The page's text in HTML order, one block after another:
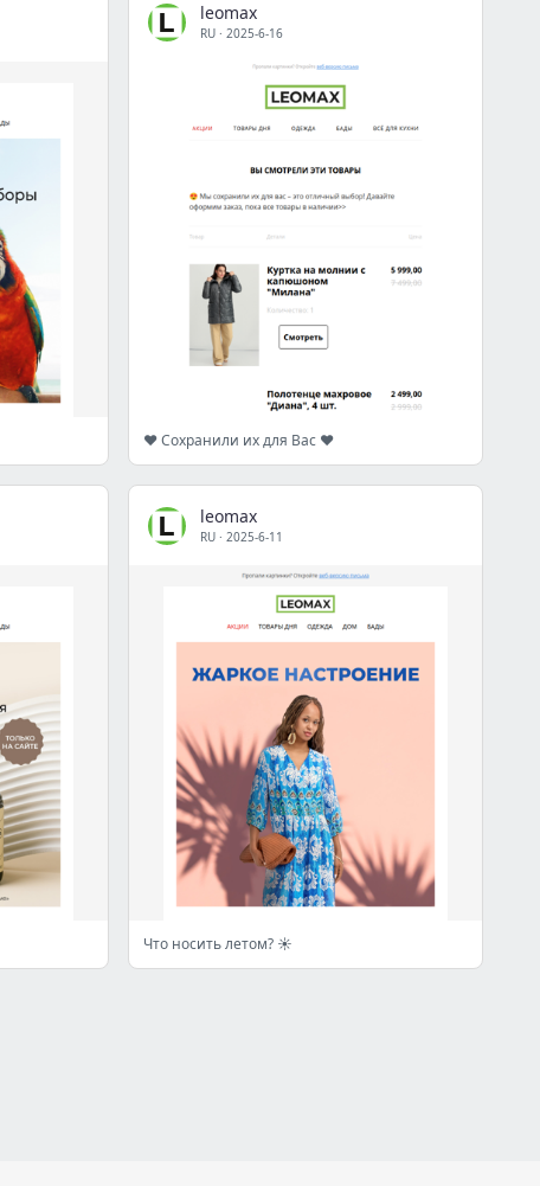
leomax
RU · 2025-6-16
❤️ Сохранили их для Вас ❤️
leomax
RU · 2025-6-11
Что носить летом? ☀️